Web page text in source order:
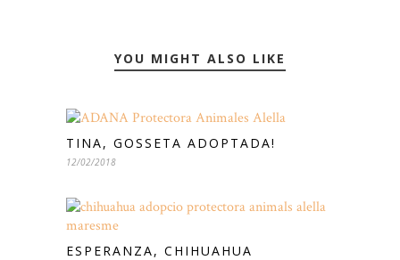
YOU MIGHT ALSO LIKE
TINA, GOSSETA ADOPTADA!
12/02/2018
ESPERANZA, CHIHUAHUA